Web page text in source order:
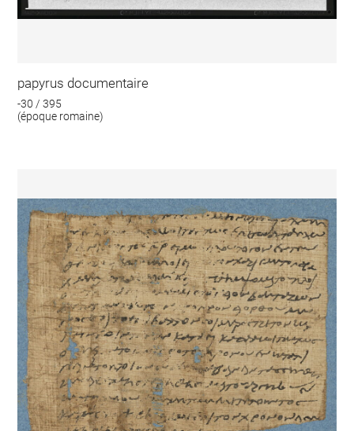
papyrus documentaire
-30 / 395
(époque romaine)